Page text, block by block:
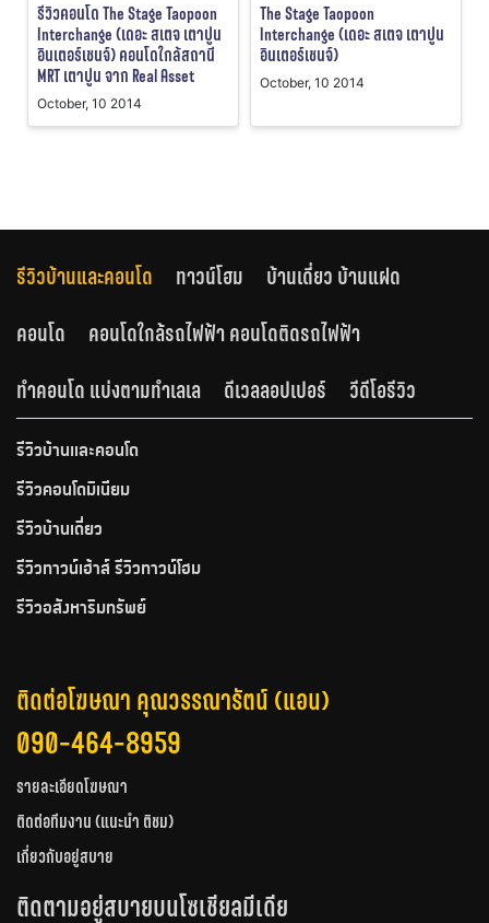
รีวิวคอนโด The Stage Taopoon
Interchange (เดอะ สเตจ เตาปูน
อินเตอร์เชนจ์) คอนโดใกล้สถานี
MRT เตาปูน จาก Real Asset
October, 10 2014
The Stage Taopoon
Interchange (เดอะ สเตจ เตาปูน
อินเตอร์เชนจ์)
October, 10 2014
รีวิวบ้านและคอนโด ทาวน์โฮม
บ้านเดี่ยว บ้านแฝด
คอนโด
คอนโดใกล้รถไฟฟ้า คอนโดติดรถไฟฟ้า
ทำคอนโด แบ่งตามทำเลเล
ดีเวลลอปเปอร์ วีดีโอรีวิว
รีวิวบ้านและคอนโด
รีวิวคอนโดมิเนียม
รีวิวบ้านเดี่ยว
รีวิวทาวน์เฮ้าส์ รีวิวทาวน์โฮม
รีวิวอสังหาริมทรัพย์
ติดต่อโฆษณา คุณวรรณารัตน์ (แอน)
090-464-8959
รายละเอียดโฆษณา
ติดต่อทีมงาน (แนะนำ ติชม)
เกี่ยวกับอยู่สบาย
ติดตามอยู่สบายบนโซเชียลมีเดีย